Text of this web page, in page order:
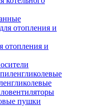
отопления и
пушки